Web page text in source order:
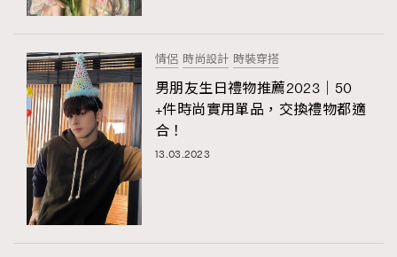
情侶 時尚設計 時裝穿搭
男朋友生日禮物推薦2023｜50
+件時尚實用單品，交換禮物都適
合！
13.03.2023